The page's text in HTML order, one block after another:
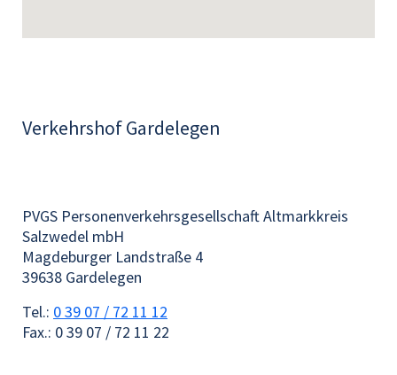
Verkehrshof Gardelegen
PVGS Personenverkehrsgesellschaft Altmarkkreis
Salzwedel mbH
Magdeburger Landstraße 4
39638 Gardelegen
Tel.: 0 39 07 / 72 11 12
Fax.: 0 39 07 / 72 11 22